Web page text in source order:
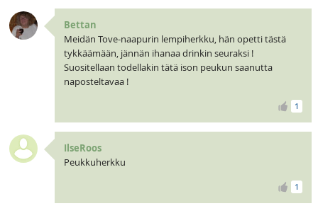
Bettan
Meidän Tove-naapurin lempiherkku, hän opetti tästä
tykkäämään, jännän ihanaa drinkin seuraksi !
Suositellaan todellakin tätä ison peukun saanutta
naposteltavaa !
1
IlseRoos
Peukkuherkku
1